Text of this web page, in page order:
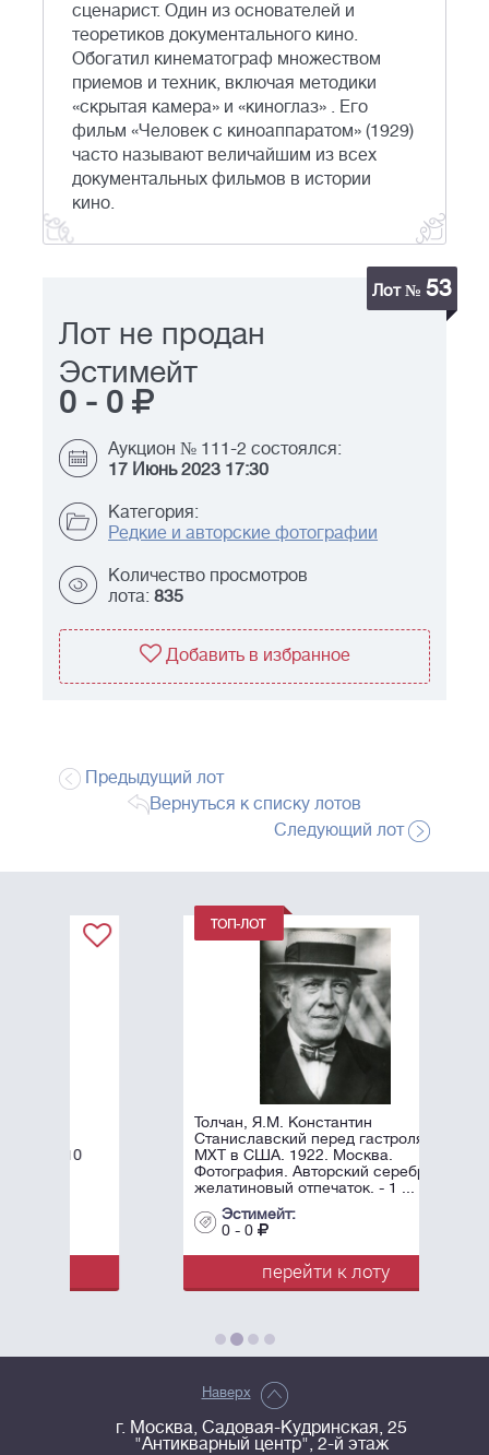
сценарист. Один из основателей и
теоретиков документального кино.
Обогатил кинематограф множеством
приемов и техник, включая методики
«скрытая камера» и «киноглаз» . Его
фильм «Человек с киноаппаратом» (1929)
часто называют величайшим из всех
документальных фильмов в истории
кино.
Лот № 53
Лот не продан
Эстимейт
0 - 0
Аукцион № 111-2 состоялся:
17 Июнь 2023 17:30
Категория:
Редкие и авторские фотографии
Количество просмотров
лота: 835
Добавить в избранное
Предыдущий лот
Вернуться к списку лотов
Следующий лот
Толчан, Я.М. Константин
Станиславский перед гастролями
МХТ в США. 1922. Москва.
Фотография. Авторский серебряно-
желатиновый отпечаток. - 1 ...
Эстимейт:
перейти к лоту
Наверх
г. Москва, Садовая-Кудринская, 25
"Антикварный центр", 2-й этаж